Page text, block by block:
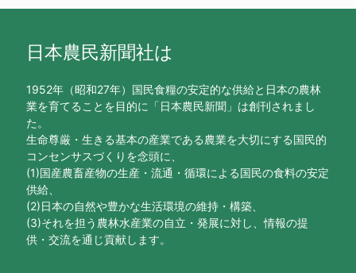
日本農民新聞社は
1952年（昭和27年）国民食糧の安定的な供給と日本の農林
業を育てることを目的に「日本農民新聞」は創刊されまし
た。
生命尊厳・生きる基本の産業である農業を大切にする国民的
コンセンサスづくりを念頭に、
(1)国産農畜産物の生産・流通・循環による国民の食料の安定
供給、
(2)日本の自然や豊かな生活環境の維持・構築、
(3)それを担う農林水産業の自立・発展に対し、情報の提
供・交流を通じ貢献します。